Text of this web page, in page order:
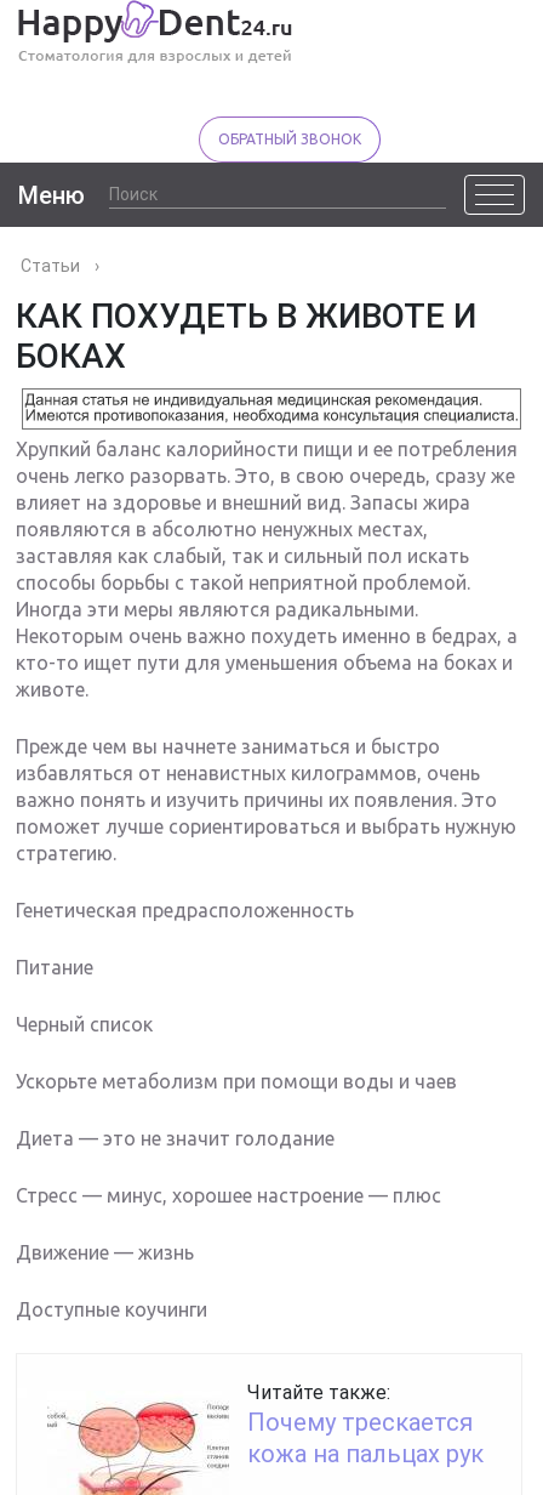
ОБРАТНЫЙ ЗВОНОК
Меню
Статьи ›
КАК ПОХУДЕТЬ В ЖИВОТЕ И
БОКАХ
Хрупкий баланс калорийности пищи и ее потребления
очень легко разорвать. Это, в свою очередь, сразу же
влияет на здоровье и внешний вид. Запасы жира
появляются в абсолютно ненужных местах,
заставляя как слабый, так и сильный пол искать
способы борьбы с такой неприятной проблемой.
Иногда эти меры являются радикальными.
Некоторым очень важно похудеть именно в бедрах, а
кто-то ищет пути для уменьшения объема на боках и
животе.
Прежде чем вы начнете заниматься и быстро
избавляться от ненавистных килограммов, очень
важно понять и изучить причины их появления. Это
поможет лучше сориентироваться и выбрать нужную
стратегию.
Генетическая предрасположенность
Питание
Черный список
Ускорьте метаболизм при помощи воды и чаев
Диета — это не значит голодание
Стресс — минус, хорошее настроение — плюс
Движение — жизнь
Доступные коучинги
Читайте также:
Почему трескается
кожа на пальцах рук